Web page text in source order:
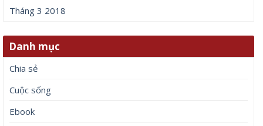
Tháng 3 2018
Danh mục
Chia sẻ
Cuộc sống
Ebook